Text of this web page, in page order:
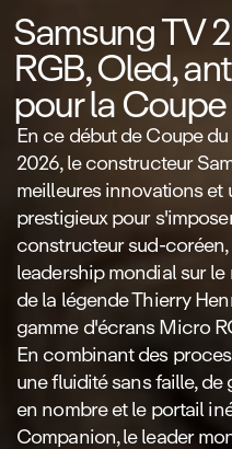
Samsung TV
RGB, Oled,
pour la
En ce début de Coupe
2026, le constructeur
meilleures innovations et
prestigieux pour
constructeur
leadership mondial sur
de la légende Thierry
gamme d'écrans Micro
En combinant des
une fluidité sans faille,
en nombre et le portail
Companion, le leader